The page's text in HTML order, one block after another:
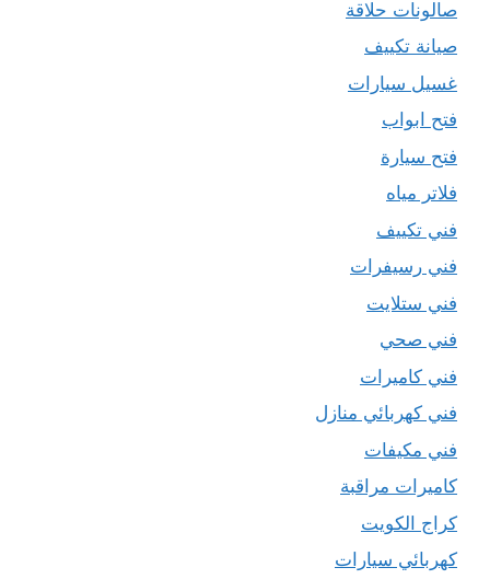
صالونات حلاقة
صيانة تكييف
غسيل سيارات
فتح ابواب
فتح سيارة
فلاتر مياه
فني تكييف
فني رسيفرات
فني ستلايت
فني صحي
فني كاميرات
فني كهربائي منازل
فني مكيفات
كاميرات مراقبة
كراج الكويت
كهربائي سيارات